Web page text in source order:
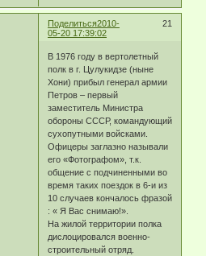
Поделиться 21
2010-
05-20 17:39:02
В 1976 году в вертолетный
полк в г. Цулукидзе (ныне
Хони) прибыл генерал армии
Петров – первый
заместитель Министра
обороны СССР, командующий
сухопутными войсками.
Офицеры заглазно называли
его «Фотографом», т.к.
общение с подчиненными во
время таких поездок в 6-и из
10 случаев кончалось фразой
: « Я Вас снимаю!».
На жилой территории полка
дислоцировался военно-
строительный отряд.